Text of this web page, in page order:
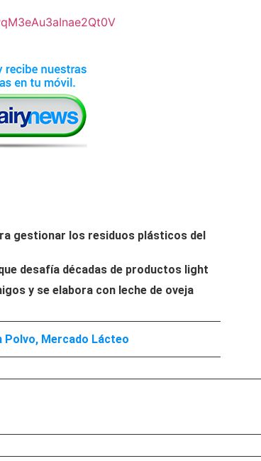
gestionar los residuos plásticos del
desafía décadas de productos light
y se elabora con leche de oveja
Polvo, Mercado Lácteo